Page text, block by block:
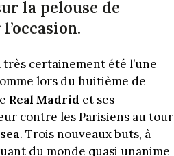
la pelouse de
très certainement été l’une
lors du huitième de
Real Madrid et ses
contre les Parisiens au tour
. Trois nouveaux buts, à
du monde quasi unanime